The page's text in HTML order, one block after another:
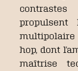
contrastes
propulsent
hop, dont
maîtrise